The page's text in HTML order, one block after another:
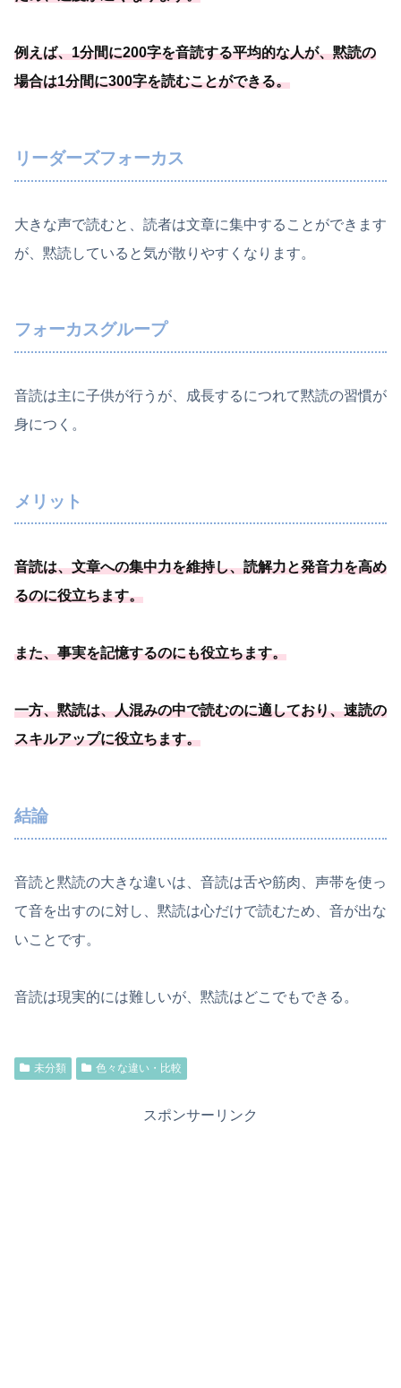
例えば、1分間に200字を音読する平均的な人が、黙読の
場合は1分間に300字を読むことができる。
リーダーズフォーカス
大きな声で読むと、読者は文章に集中することができます
が、黙読していると気が散りやすくなります。
フォーカスグループ
音読は主に子供が行うが、成長するにつれて黙読の習慣が
身につく。
メリット
音読は、文章への集中力を維持し、読解力と発音力を高め
るのに役立ちます。
また、事実を記憶するのにも役立ちます。
一方、黙読は、人混みの中で読むのに適しており、速読の
スキルアップに役立ちます。
結論
音読と黙読の大きな違いは、音読は舌や筋肉、声帯を使っ
て音を出すのに対し、黙読は心だけで読むため、音が出な
いことです。
音読は現実的には難しいが、黙読はどこでもできる。
未分類 色々な違い・比較
スポンサーリンク